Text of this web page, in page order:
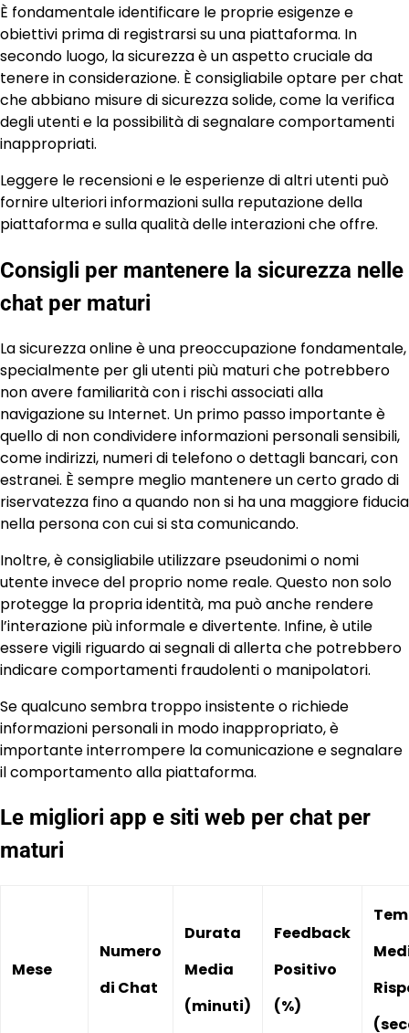
È fondamentale identificare le proprie esigenze e
obiettivi prima di registrarsi su una piattaforma. In
secondo luogo, la sicurezza è un aspetto cruciale da
tenere in considerazione. È consigliabile optare per chat
che abbiano misure di sicurezza solide, come la verifica
degli utenti e la possibilità di segnalare comportamenti
inappropriati.
Leggere le recensioni e le esperienze di altri utenti può
fornire ulteriori informazioni sulla reputazione della
piattaforma e sulla qualità delle interazioni che offre.
Consigli per mantenere la sicurezza nelle
chat per maturi
La sicurezza online è una preoccupazione fondamentale,
specialmente per gli utenti più maturi che potrebbero
non avere familiarità con i rischi associati alla
navigazione su Internet. Un primo passo importante è
quello di non condividere informazioni personali sensibili,
come indirizzi, numeri di telefono o dettagli bancari, con
estranei. È sempre meglio mantenere un certo grado di
riservatezza fino a quando non si ha una maggiore fiducia
nella persona con cui si sta comunicando.
Inoltre, è consigliabile utilizzare pseudonimi o nomi
utente invece del proprio nome reale. Questo non solo
protegge la propria identità, ma può anche rendere
l’interazione più informale e divertente. Infine, è utile
essere vigili riguardo ai segnali di allerta che potrebbero
indicare comportamenti fraudolenti o manipolatori.
Se qualcuno sembra troppo insistente o richiede
informazioni personali in modo inappropriato, è
importante interrompere la comunicazione e segnalare
il comportamento alla piattaforma.
Le migliori app e siti web per chat per
maturi
Mese
Numero
di Chat
Durata
Media
(minuti)
Feedback
Positivo
(%)